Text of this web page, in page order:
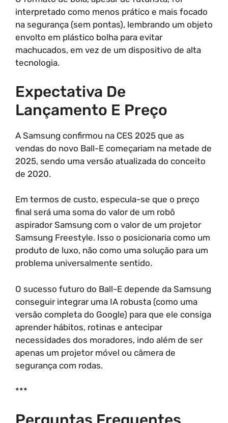
interpretado como menos prático e mais focado
na segurança (sem pontas), lembrando um objeto
envolto em plástico bolha para evitar
machucados, em vez de um dispositivo de alta
tecnologia.
Expectativa De
Lançamento E Preço
A Samsung confirmou na CES 2025 que as
vendas do novo Ball-E começariam na metade de
2025, sendo uma versão atualizada do conceito
de 2020.
Em termos de custo, especula-se que o preço
final será uma soma do valor de um robô
aspirador Samsung com o valor de um projetor
Samsung Freestyle. Isso o posicionaria como um
produto de luxo, não como uma solução para um
problema universalmente sentido.
O sucesso futuro do Ball-E depende da Samsung
conseguir integrar uma IA robusta (como uma
versão completa do Google) para que ele consiga
aprender hábitos, rotinas e antecipar
necessidades dos moradores, indo além de ser
apenas um projetor móvel ou câmera de
segurança com rodas.
***